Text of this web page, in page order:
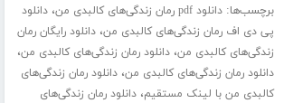
برچسب‌ها:دانلود pdf رمان زندگی‌های کالبدی من ،دانلود
پی دی اف رمان زندگی‌های کالبدی من،دانلود رایگان رمان
زندگی‌های کالبدی من،دانلود رمان زندگی‌های کالبدی من،
دانلود رمان زندگی‌های کالبدی من،دانلود رمان زندگی‌های
کالبدی من با لینک مستقیم،دانلود رمان زندگی‌های